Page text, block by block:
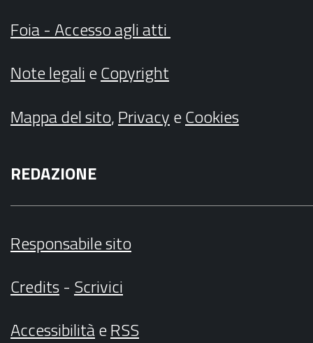
Foia - Accesso agli atti
Note legalieCopyright
Mappa del sito,PrivacyeCookies
REDAZIONE
Responsabile sito
Credits- Scrivici
AccessibilitàeRSS